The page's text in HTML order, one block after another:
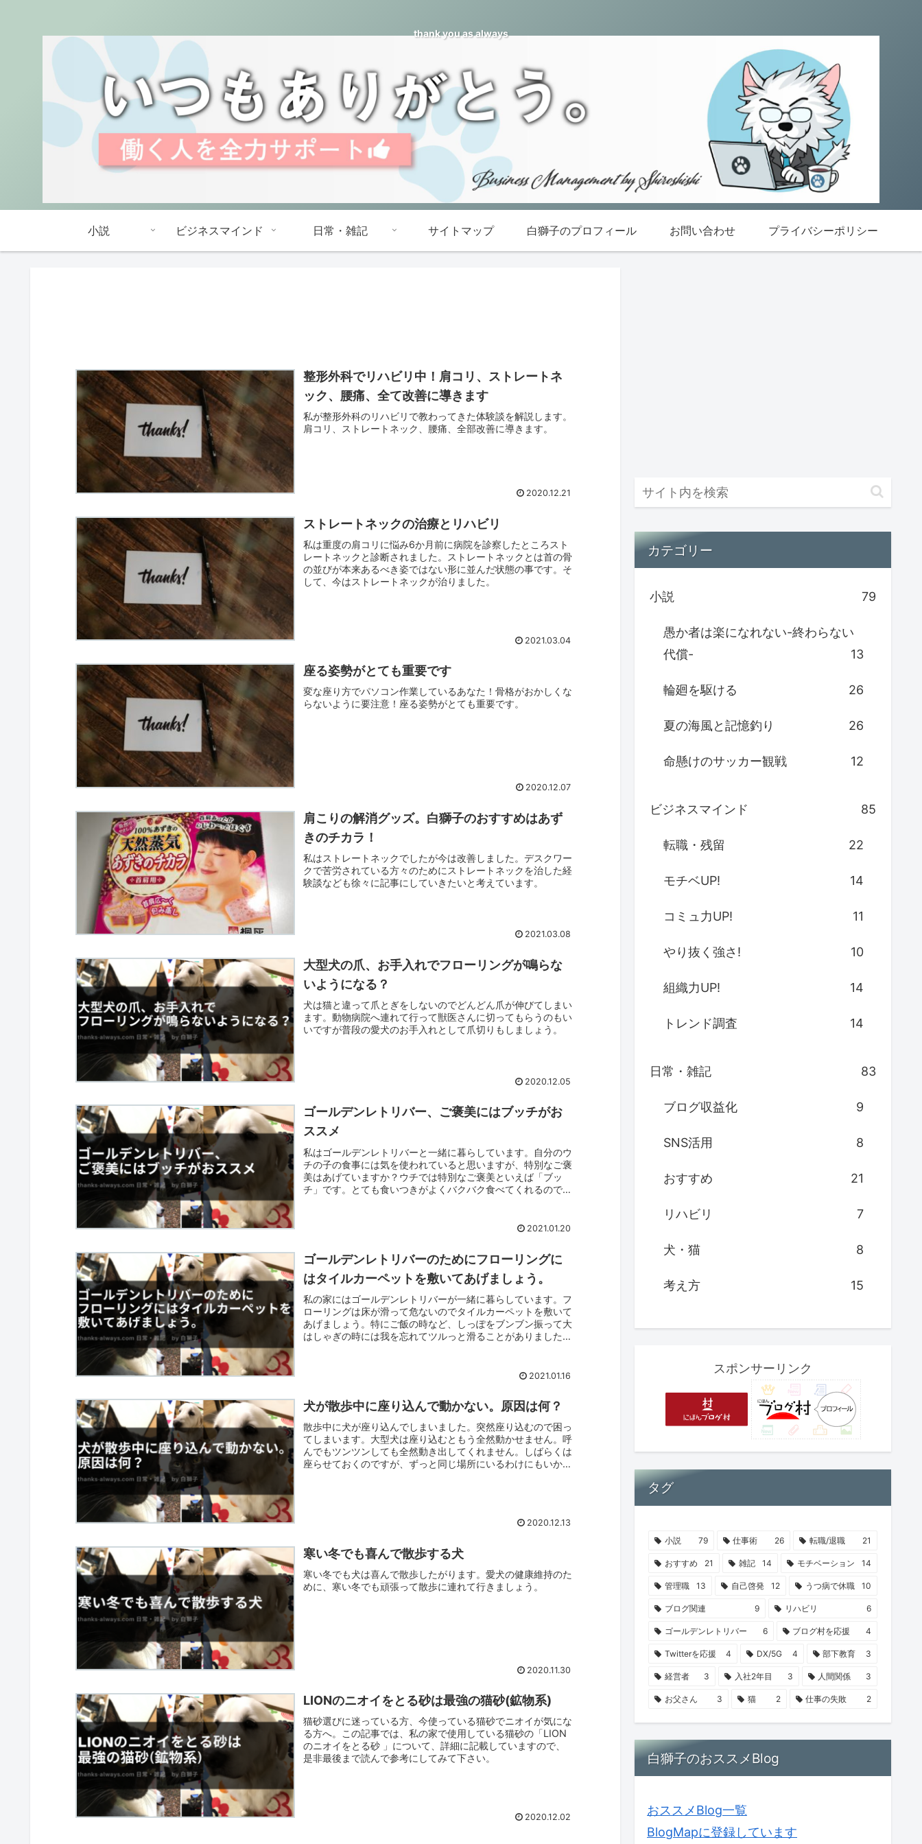
thank you as always
小説 ビジネスマインド 日常・雑記 サイトマップ 白獅子のプロフィール お問い合わせ プライバシーポリシー
整形外科でリハビリ中！肩コリ、ストレートネ
ック、腰痛、全て改善に導きます
私が整形外科のリハビリで教わってきた体験談を解説します。
肩コリ、ストレートネック、腰痛、全部改善に導きます。
2020.12.21
ストレートネックの治療とリハビリ
私は重度の肩コリに悩み6か月前に病院を診察したところスト
レートネックと診断されました。ストレートネックとは首の骨
の並びが本来あるべき姿ではない形に並んだ状態の事です。そ
して、今はストレートネックが治りました。
2021.03.04
座る姿勢がとても重要です
変な座り方でパソコン作業しているあなた！骨格がおかしくな
らないように要注意！座る姿勢がとても重要です。
2020.12.07
肩こりの解消グッズ。白獅子のおすすめはあず
きのチカラ！
私はストレートネックでしたが今は改善しました。デスクワー
クで苦労されている方々のためにストレートネックを治した経
験談なども徐々に記事にしていきたいと考えています。
2021.03.08
大型犬の爪、お手入れでフローリングが鳴らな
いようになる？
犬は猫と違って爪とぎをしないのでどんどん爪が伸びてしまい
ます。動物病院へ連れて行って獣医さんに切ってもらうのもい
いですが普段の愛犬のお手入れとして爪切りもしましょう。
2020.12.05
ゴールデンレトリバー、ご褒美にはブッチがお
ススメ
私はゴールデンレトリバーと一緒に暮らしています。自分のウ
チの子の食事には気を使われていると思いますが、特別なご褒
美はあげていますか？ウチでは特別なご褒美といえば「ブッ
チ」です。とても食いつきがよくバクバク食べてくれるので本
2021.01.20
ゴールデンレトリバーのためにフローリングに
はタイルカーペットを敷いてあげましょう。
私の家にはゴールデンレトリバーが一緒に暮らしています。フ
ローリングは床が滑って危ないのでタイルカーペットを敷いて
あげましょう。特にご飯の時など、しっぽをブンブン振って大
はしゃぎの時には我を忘れてツルっと滑ることがありました。
2021.01.16
犬が散歩中に座り込んで動かない。原因は何？
散歩中に犬が座り込んでしまいました。突然座り込むので困っ
てしまいます。大型犬は座り込むともう全然動かせません。呼
んでもツンツンしても全然動き出してくれません。しばらくは
座らせておくのですが、ずっと同じ場所にいるわけにもいかな
2020.12.13
寒い冬でも喜んで散歩する犬
寒い冬でも犬は喜んで散歩したがります。愛犬の健康維持のた
めに、寒い冬でも頑張って散歩に連れて行きましょう。
2020.11.30
LIONのニオイをとる砂は最強の猫砂(鉱物系)
猫砂選びに迷っている方、今使っている猫砂でニオイが気にな
る方へ。この記事では、私の家で使用している猫砂の「LION
のニオイをとる砂 」について、詳細に記載していますので、
是非最後まで読んで参考にしてみて下さい。
2020.12.02
カテゴリー
小説 79
愚か者は楽になれない-終わらない
代償-
13
輪廻を駆ける 26
夏の海風と記憶釣り 26
命懸けのサッカー観戦 12
ビジネスマインド 85
転職・残留 22
モチベUP! 14
コミュ力UP! 11
やり抜く強さ! 10
組織力UP! 14
トレンド調査 14
日常・雑記 83
ブログ収益化 9
SNS活用 8
おすすめ 21
リハビリ 7
犬・猫 8
考え方 15
スポンサーリンク
タグ
小説 79 仕事術 26 転職/退職 21
おすすめ 21 雑記 14 モチベーション 14
管理職 13 自己啓発 12 うつ病で休職 10
ブログ関連 9 リハビリ 6
ゴールデンレトリバー 6 ブログ村を応援 4
Twitterを応援 4 DX/5G 4 部下教育 3
経営者 3 入社2年目 3 人間関係 3
お父さん 3 猫 2 仕事の失敗 2
白獅子のおススメBlog
おススメBlog一覧
BlogMapに登録しています